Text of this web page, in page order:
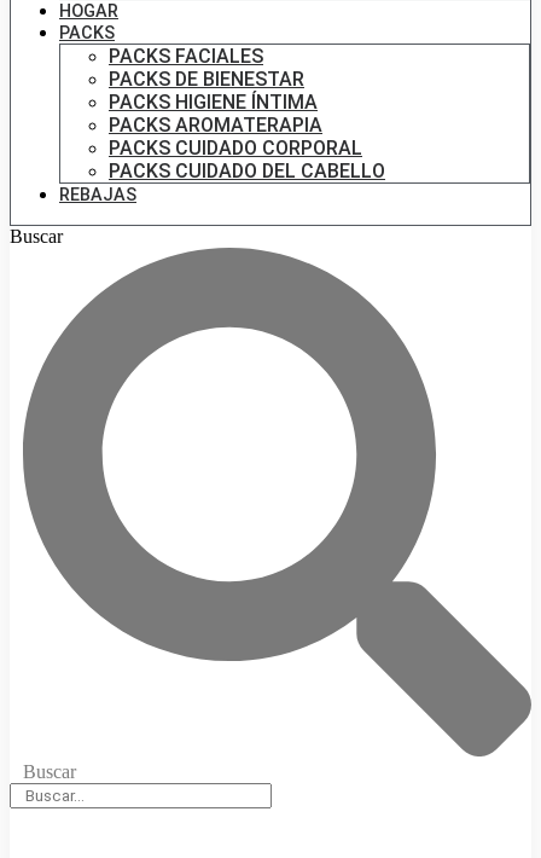
HOGAR
PACKS
PACKS FACIALES
PACKS DE BIENESTAR
PACKS HIGIENE ÍNTIMA
PACKS AROMATERAPIA
PACKS CUIDADO CORPORAL
PACKS CUIDADO DEL CABELLO
REBAJAS
Buscar
Buscar